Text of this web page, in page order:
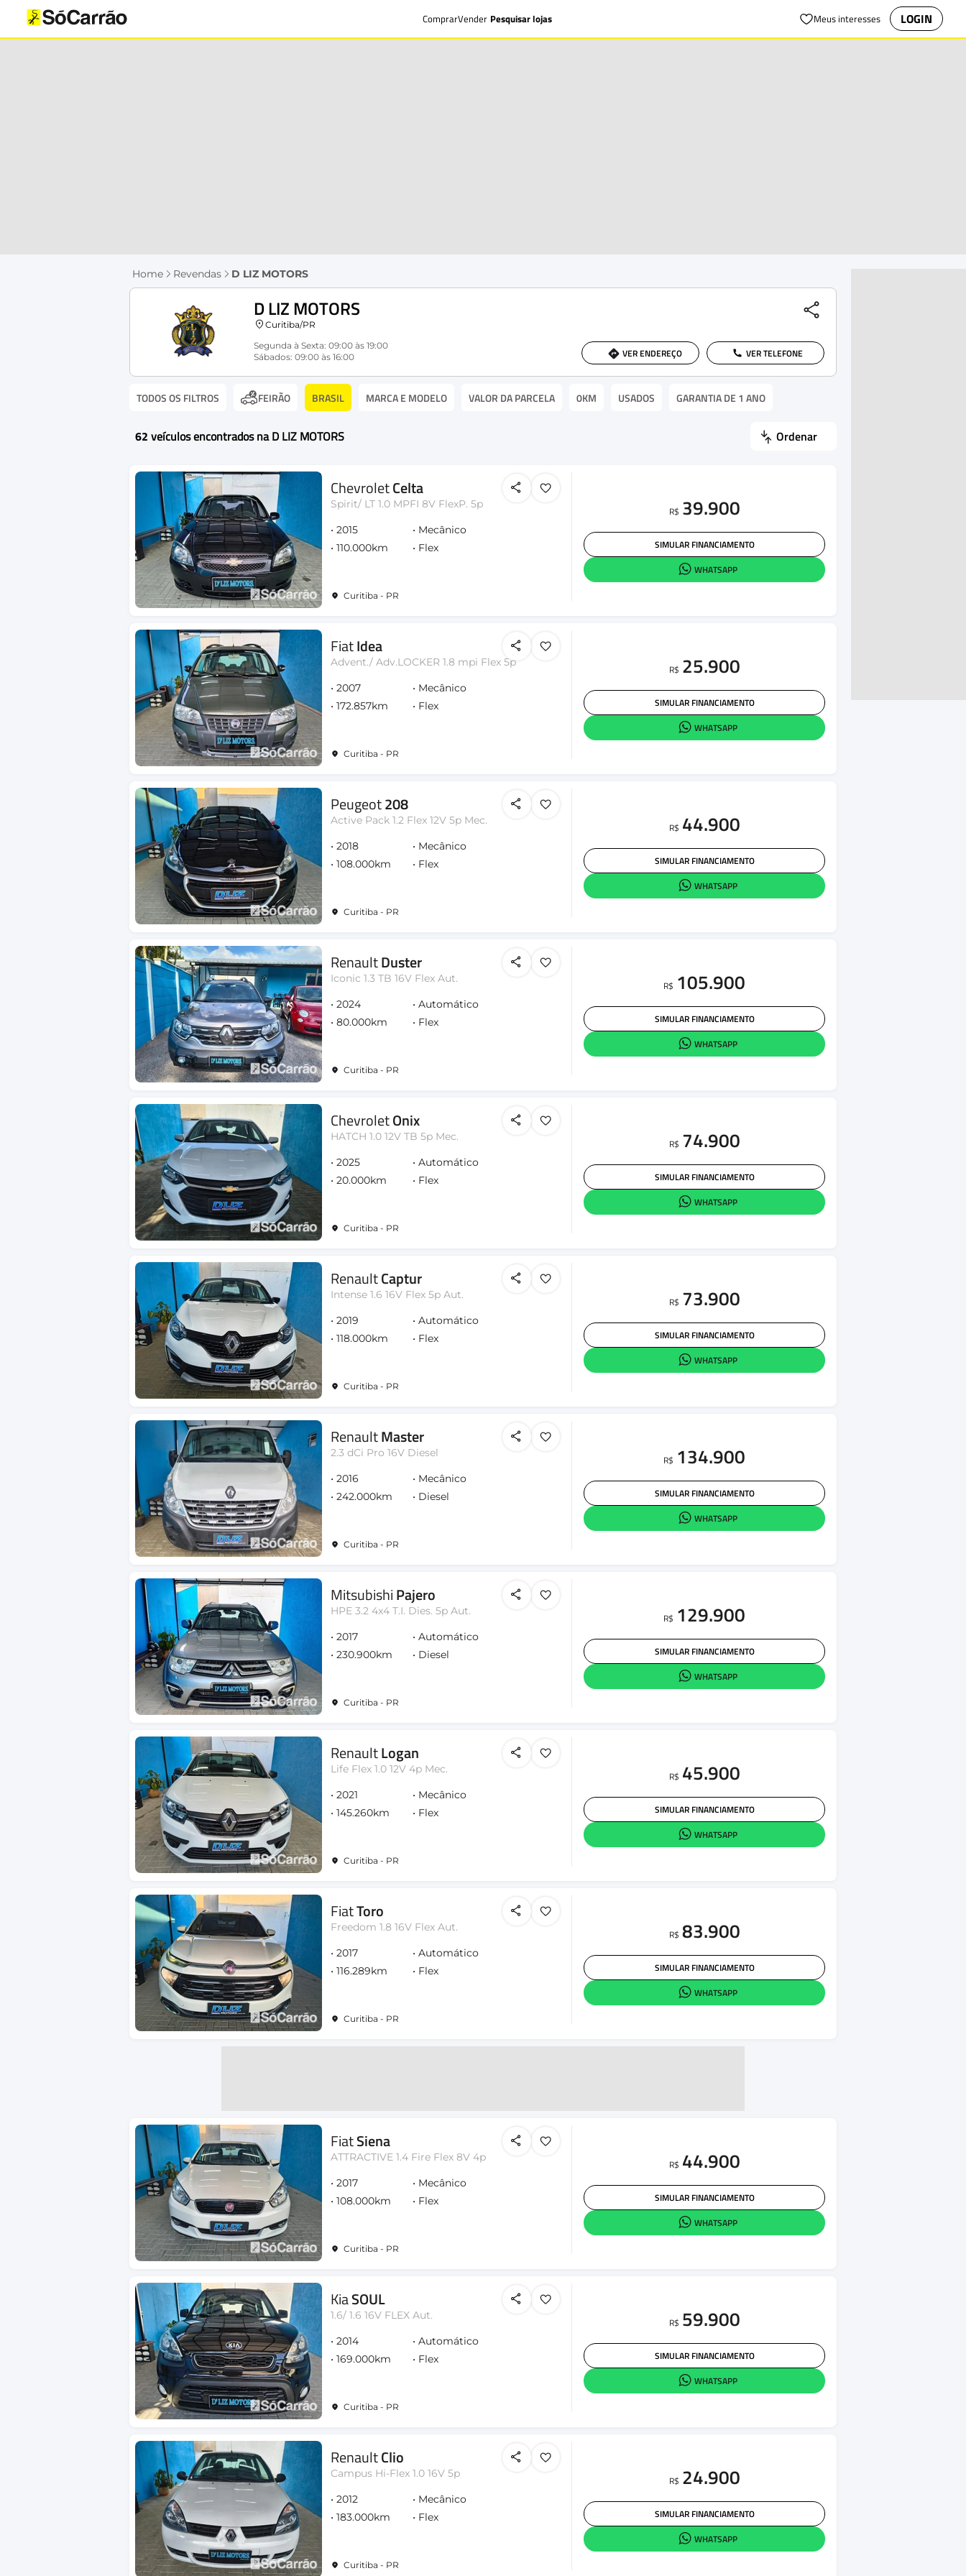
ComprarVender Pesquisar lojas Meus interesses LOGIN
Home Revendas D LIZ MOTORS
D LIZ MOTORS
Curitiba/PR
Segunda à Sexta: 09:00 às 19:00
Sábados: 09:00 às 16:00
VER ENDEREÇO VER TELEFONE
TODOS OS FILTROS FEIRÃO BRASIL MARCA E MODELO VALOR DA PARCELA 0KM USADOS GARANTIA DE 1 ANO
62 veículos encontrados na D LIZ MOTORS Ordenar
ChevroletCelta
Spirit/ LT 1.0 MPFI 8V FlexP. 5p
2015
Mecânico
110.000km
Flex
Curitiba - PR
R$ 39.900
SIMULAR FINANCIAMENTO
WHATSAPP
FiatIdea
Advent./ Adv.LOCKER 1.8 mpi Flex 5p
2007
Mecânico
172.857km
Flex
Curitiba - PR
R$ 25.900
SIMULAR FINANCIAMENTO
WHATSAPP
Peugeot208
Active Pack 1.2 Flex 12V 5p Mec.
2018
Mecânico
108.000km
Flex
Curitiba - PR
R$ 44.900
SIMULAR FINANCIAMENTO
WHATSAPP
RenaultDuster
Iconic 1.3 TB 16V Flex Aut.
2024
Automático
80.000km
Flex
Curitiba - PR
R$ 105.900
SIMULAR FINANCIAMENTO
WHATSAPP
ChevroletOnix
HATCH 1.0 12V TB 5p Mec.
2025
Automático
20.000km
Flex
Curitiba - PR
R$ 74.900
SIMULAR FINANCIAMENTO
WHATSAPP
RenaultCaptur
Intense 1.6 16V Flex 5p Aut.
2019
Automático
118.000km
Flex
Curitiba - PR
R$ 73.900
SIMULAR FINANCIAMENTO
WHATSAPP
RenaultMaster
2.3 dCi Pro 16V Diesel
2016
Mecânico
242.000km
Diesel
Curitiba - PR
R$ 134.900
SIMULAR FINANCIAMENTO
WHATSAPP
MitsubishiPajero
HPE 3.2 4x4 T.I. Dies. 5p Aut.
2017
Automático
230.900km
Diesel
Curitiba - PR
R$ 129.900
SIMULAR FINANCIAMENTO
WHATSAPP
RenaultLogan
Life Flex 1.0 12V 4p Mec.
2021
Mecânico
145.260km
Flex
Curitiba - PR
R$ 45.900
SIMULAR FINANCIAMENTO
WHATSAPP
FiatToro
Freedom 1.8 16V Flex Aut.
2017
Automático
116.289km
Flex
Curitiba - PR
R$ 83.900
SIMULAR FINANCIAMENTO
WHATSAPP
FiatSiena
ATTRACTIVE 1.4 Fire Flex 8V 4p
2017
Mecânico
108.000km
Flex
Curitiba - PR
R$ 44.900
SIMULAR FINANCIAMENTO
WHATSAPP
KiaSOUL
1.6/ 1.6 16V FLEX Aut.
2014
Automático
169.000km
Flex
Curitiba - PR
R$ 59.900
SIMULAR FINANCIAMENTO
WHATSAPP
RenaultClio
Campus Hi-Flex 1.0 16V 5p
2012
Mecânico
183.000km
Flex
Curitiba - PR
R$ 24.900
SIMULAR FINANCIAMENTO
WHATSAPP